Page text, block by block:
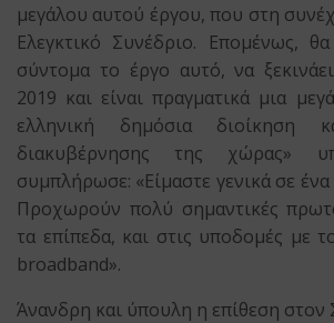
μεγάλου αυτού έργου, που στη
Ελεγκτικό Συνέδριο. Επομένως,
σύντομα το έργο αυτό, να
2019 και είναι πραγματικά μια
ελληνική δημόσια διοίκηση
διακυβέρνησης της χώρας»
συμπλήρωσε: «Είμαστε γενικά σε
Προχωρούν πολύ σημαντικές
τα επίπεδα, και στις υποδομές με
broadband».
Άνανδρη και ύπουλη η επίθεση στον